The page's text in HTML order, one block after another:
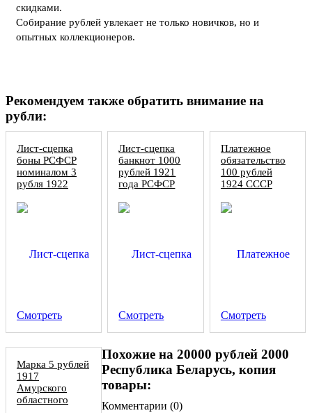
скидками.
Собирание рублей увлекает не только новичков, но и
опытных коллекционеров.
Рекомендуем также обратить внимание на
рубли:
Лист-сцепка
боны РСФСР
номиналом 3
рубля 1922
Смотреть
Лист-сцепка
банкнот 1000
рублей 1921
года РСФСР
Смотреть
Платежное
обязательство
100 рублей
1924 СССР
"образец",
Смотреть
Марка 5 рублей
1917
Амурского
областного
Похожие на 20000 рублей 2000
Республика Беларусь, копия
товары:
Комментарии (0)